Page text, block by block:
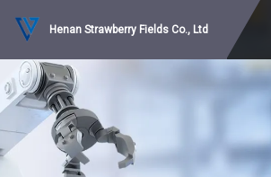
Henan Strawberry Fields Co., Ltd